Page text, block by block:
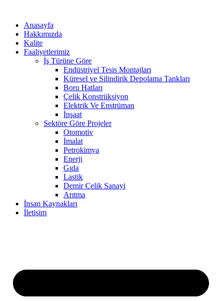
Anasayfa
Hakkımızda
Kalite
Faaliyetlerimiz
İş Türüne Göre
Endüstriyel Tesis Montajları
Küresel ve Silindirik Depolama Tankları
Boru Hatları
Çelik Konstrüksiyon
Elektrik Ve Enstrüman
İnşaat
Sektöre Göre Projeler
Otomotiv
İmalat
Petrokimya
Enerji
Gıda
Lastik
Demir Çelik Sanayi
Arıtma
İnsan Kaynakları
İletişim